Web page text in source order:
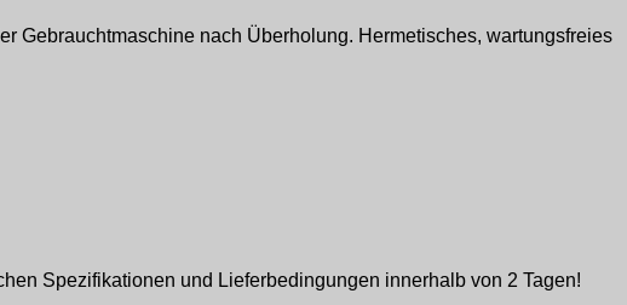
Gebrauchtmaschine nach Überholung. Hermetisches, wartungsfreies
Spezifikationen und Lieferbedingungen innerhalb von 2 Tagen!